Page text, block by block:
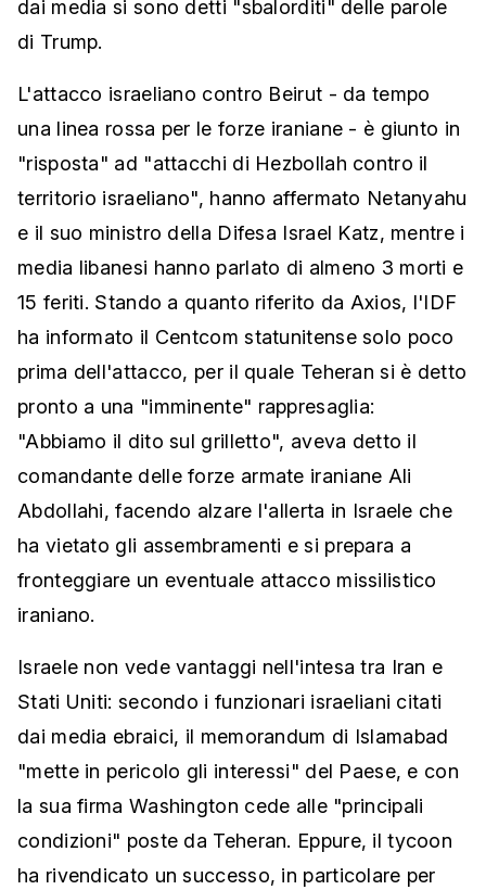
dai media si sono detti "sbalorditi" delle parole
di Trump.
L'attacco israeliano contro Beirut - da tempo
una linea rossa per le forze iraniane - è giunto in
"risposta" ad "attacchi di Hezbollah contro il
territorio israeliano", hanno affermato Netanyahu
e il suo ministro della Difesa Israel Katz, mentre i
media libanesi hanno parlato di almeno 3 morti e
15 feriti. Stando a quanto riferito da Axios, l'IDF
ha informato il Centcom statunitense solo poco
prima dell'attacco, per il quale Teheran si è detto
pronto a una "imminente" rappresaglia:
"Abbiamo il dito sul grilletto", aveva detto il
comandante delle forze armate iraniane Ali
Abdollahi, facendo alzare l'allerta in Israele che
ha vietato gli assembramenti e si prepara a
fronteggiare un eventuale attacco missilistico
iraniano.
Israele non vede vantaggi nell'intesa tra Iran e
Stati Uniti: secondo i funzionari israeliani citati
dai media ebraici, il memorandum di Islamabad
"mette in pericolo gli interessi" del Paese, e con
la sua firma Washington cede alle "principali
condizioni" poste da Teheran. Eppure, il tycoon
ha rivendicato un successo, in particolare per